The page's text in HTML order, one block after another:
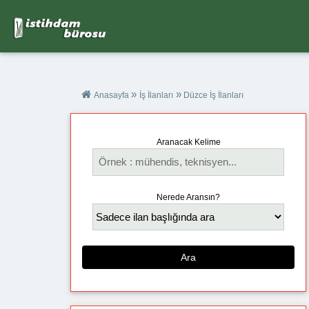
Anasayfa » İş İlanları » Düzce İş İlanları
Aranacak Kelime
Nerede Aransın?
Ara